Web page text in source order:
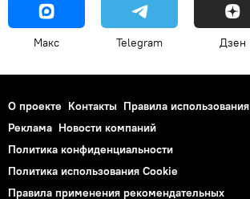
Макс Telegram Дзен
О проекте Контакты Правила использования
Реклама Новости компаний
Политика конфиденциальности
Политика использования Cookie
Правила применения рекомендательных